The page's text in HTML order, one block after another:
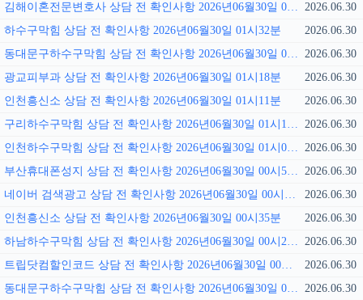
김해이혼전문변호사 상담 전 확인사항 2026년06월30일 01시40분 2026.06.30
하수구막힘 상담 전 확인사항 2026년06월30일 01시32분
2026.06.30
동대문구하수구막힘 상담 전 확인사항 2026년06월30일 01시25분 2026.06.30
광교피부과 상담 전 확인사항 2026년06월30일 01시18분
2026.06.30
인천흥신소 상담 전 확인사항 2026년06월30일 01시11분
2026.06.30
구리하수구막힘 상담 전 확인사항 2026년06월30일 01시11분 2026.06.30
인천하수구막힘 상담 전 확인사항 2026년06월30일 01시00분 2026.06.30
부산휴대폰성지 상담 전 확인사항 2026년06월30일 00시53분 2026.06.30
네이버 검색광고 상담 전 확인사항 2026년06월30일 00시38분
2026.06.30
인천흥신소 상담 전 확인사항 2026년06월30일 00시35분
2026.06.30
하남하수구막힘 상담 전 확인사항 2026년06월30일 00시27분 2026.06.30
트립닷컴할인코드 상담 전 확인사항 2026년06월30일 00시16분
2026.06.30
동대문구하수구막힘 상담 전 확인사항 2026년06월30일 00시12분 2026.06.30